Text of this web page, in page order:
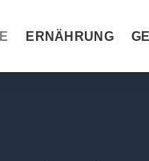
ERNÄHRUNG